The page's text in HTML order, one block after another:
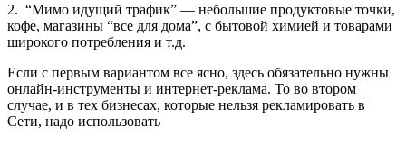
2. “Мимо идущий трафик” — небольшие продуктовые точки,
кофе, магазины “все для дома”, с бытовой химией и товарами
широкого потребления и т.д.
Если с первым вариантом все ясно, здесь обязательно нужны
онлайн-инструменты и интернет-реклама. То во втором
случае, и в тех бизнесах, которые нельзя рекламировать в
Сети, надо использовать